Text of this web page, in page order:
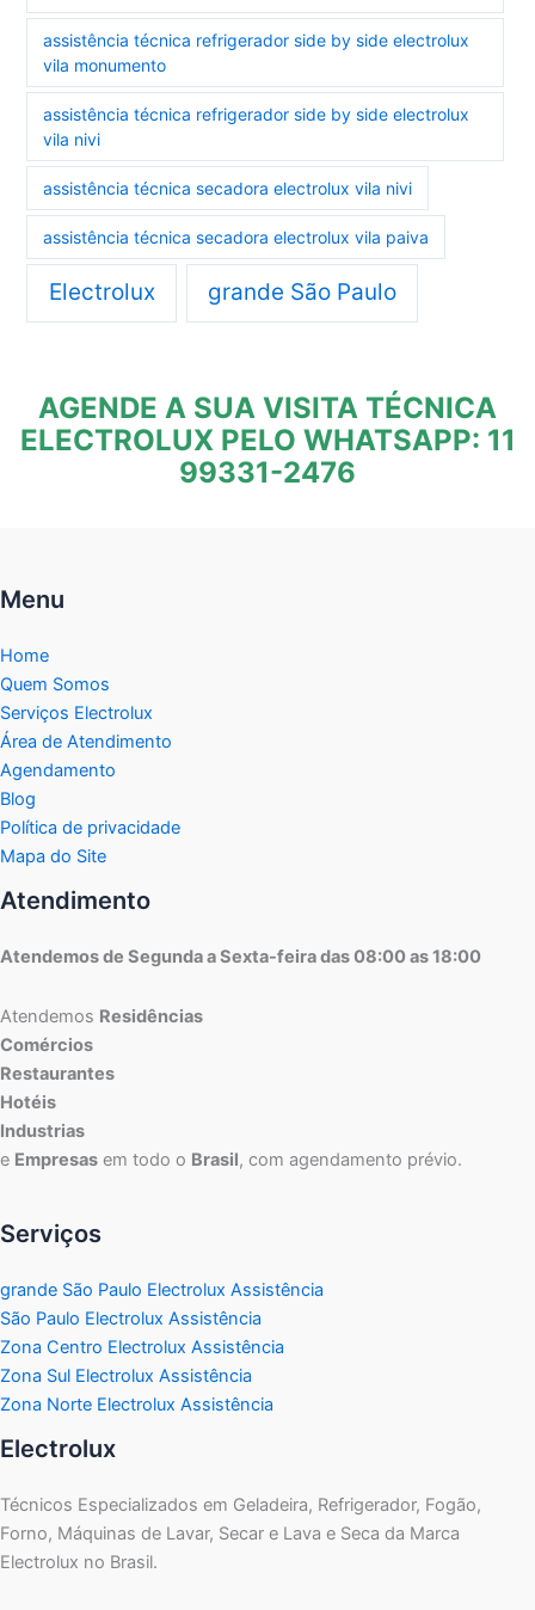
assistência técnica refrigerador side by side electrolux
vila monumento
assistência técnica refrigerador side by side electrolux
vila nivi
assistência técnica secadora electrolux vila nivi
assistência técnica secadora electrolux vila paiva
Electrolux grande São Paulo
AGENDE A SUA VISITA TÉCNICA
ELECTROLUX PELO WHATSAPP: 11
99331-2476
Menu
Home
Quem Somos
Serviços Electrolux
Área de Atendimento
Agendamento
Blog
Política de privacidade
Mapa do Site
Atendimento
Atendemos de Segunda a Sexta-feira das 08:00 as 18:00
Atendemos Residências
Comércios
Restaurantes
Hotéis
Industrias
e Empresas em todo o Brasil, com agendamento prévio.
Serviços
grande São Paulo Electrolux Assistência
São Paulo Electrolux Assistência
Zona Centro Electrolux Assistência
Zona Sul Electrolux Assistência
Zona Norte Electrolux Assistência
Electrolux
Técnicos Especializados em Geladeira, Refrigerador, Fogão,
Forno, Máquinas de Lavar, Secar e Lava e Seca da Marca
Electrolux no Brasil.